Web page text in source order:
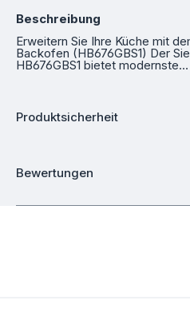
Beschreibung
Erweitern Sie Ihre Küche mit
Backofen (HB676GBS1) Der
HB676GBS1 bietet modernste…
Produktsicherheit
Bewertungen